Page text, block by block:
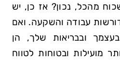
מהכל, נכון? אז ⁤כן, יש
עבודה ⁣והשקעה. ואם
ובבריאות שלך, הן‍
מועילות ובטוחות לטווח